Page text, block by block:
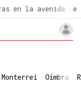
en la avenida de
Monterrei Oímbra